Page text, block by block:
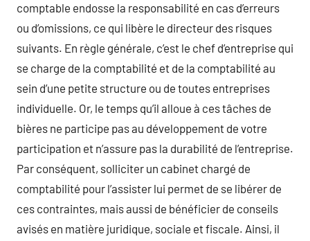
comptable endosse la responsabilité en cas d’erreurs
ou d’omissions, ce qui libère le directeur des risques
suivants. En règle générale, c’est le chef d’entreprise qui
se charge de la comptabilité et de la comptabilité au
sein d’une petite structure ou de toutes entreprises
individuelle. Or, le temps qu’il alloue à ces tâches de
bières ne participe pas au développement de votre
participation et n’assure pas la durabilité de l’entreprise.
Par conséquent, solliciter un cabinet chargé de
comptabilité pour l’assister lui permet de se libérer de
ces contraintes, mais aussi de bénéficier de conseils
avisés en matière juridique, sociale et fiscale. Ainsi, il